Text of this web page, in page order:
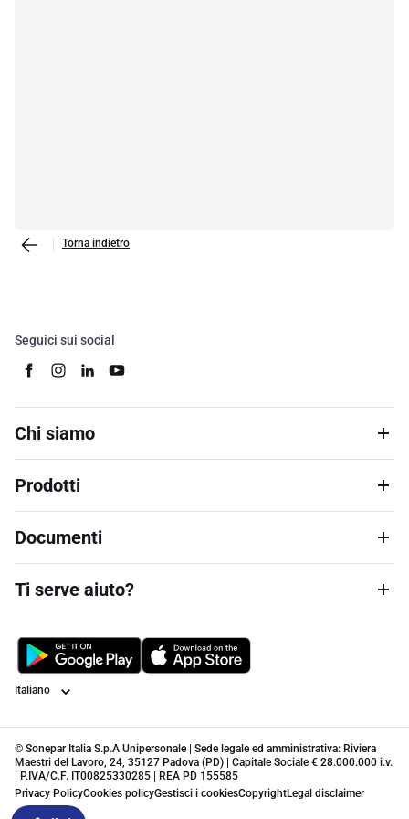
Torna indietro
Seguici sui social
Chi siamo
Prodotti
Documenti
Ti serve aiuto?
Lingua
© Sonepar Italia S.p.A Unipersonale | Sede legale ed amministrativa: Riviera
Maestri del Lavoro, 24, 35127 Padova (PD) | Capitale Sociale € 28.000.000 i.v.
| P.IVA/C.F. IT00825330285 | REA PD 155585
Privacy PolicyCookies policyGestisci i cookiesCopyrightLegal disclaimer